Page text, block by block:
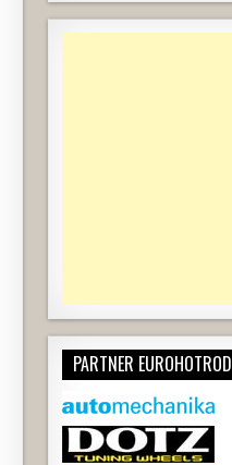
PARTNER EUROHOTROD